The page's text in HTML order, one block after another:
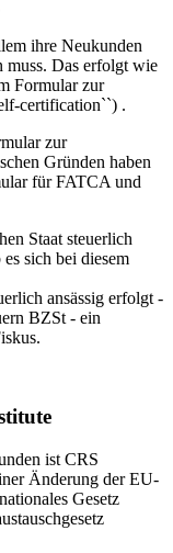
ihre Neukunden
muss. Das erfolgt wie
Formular zur
certification``) .
zur
Gründen haben
für FATCA und
Staat steuerlich
sich bei diesem
ansässig erfolgt -
BZSt - ein
ist CRS
Änderung der EU-
Gesetz